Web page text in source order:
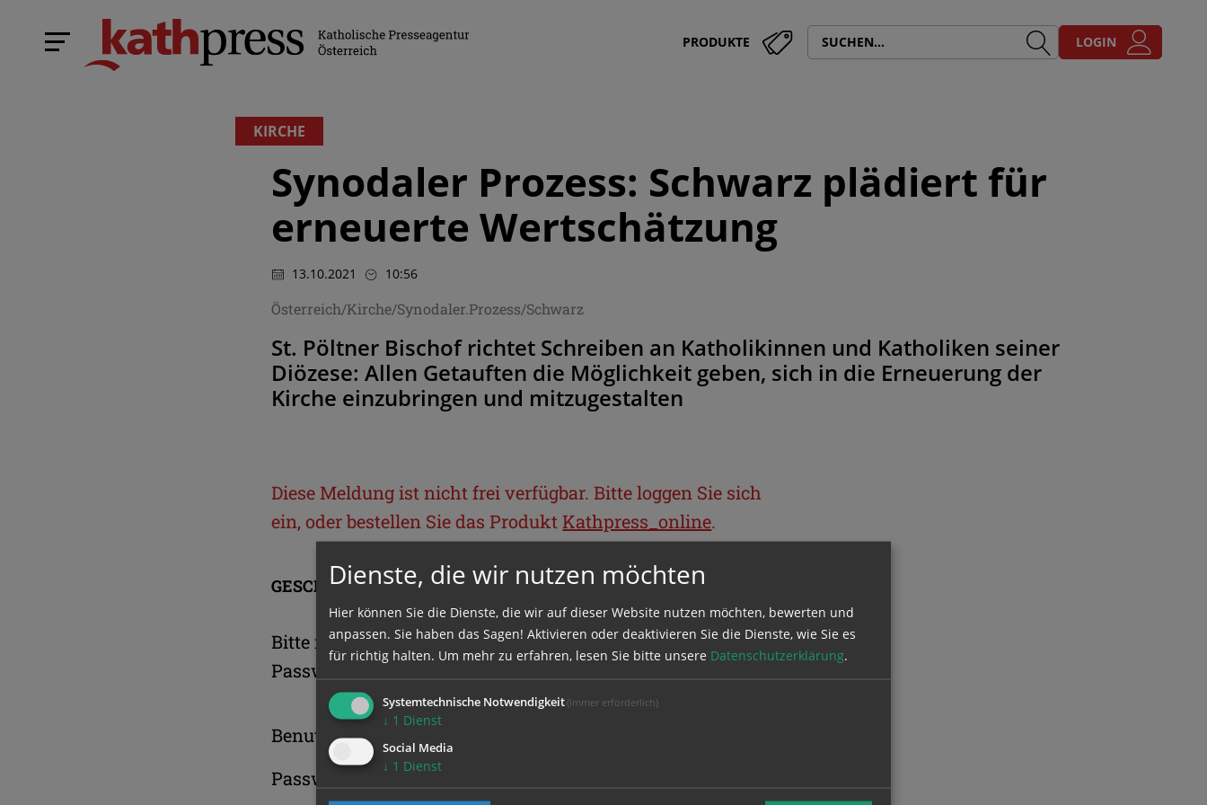
PRODUKTE LOGIN
KIRCHE
Synodaler Prozess: Schwarz plädiert für
erneuerte Wertschätzung
13.10.2021 10:56
Österreich/Kirche/Synodaler.Prozess/Schwarz
St. Pöltner Bischof richtet Schreiben an Katholikinnen und Katholiken seiner
Diözese: Allen Getauften die Möglichkeit geben, sich in die Erneuerung der
Kirche einzubringen und mitzugestalten
Diese Meldung ist nicht frei verfügbar. Bitte loggen Sie sich
ein, oder bestellen Sie das Produkt Kathpress_online.
GESCHÜTZTER BEREICH
Bitte melden Sie sich mit Ihrem Benutzernamen und
Passwort an.
Benutzername
Passwort
Dienste, die wir nutzen möchten
Hier können Sie die Dienste, die wir auf dieser Website nutzen möchten, bewerten und
anpassen. Sie haben das Sagen! Aktivieren oder deaktivieren Sie die Dienste, wie Sie es
für richtig halten. Um mehr zu erfahren, lesen Sie bitte unsere Datenschutzerklärung.
Systemtechnische Notwendigkeit (immer erforderlich)
↓ 1 Dienst
Social Media
↓ 1 Dienst